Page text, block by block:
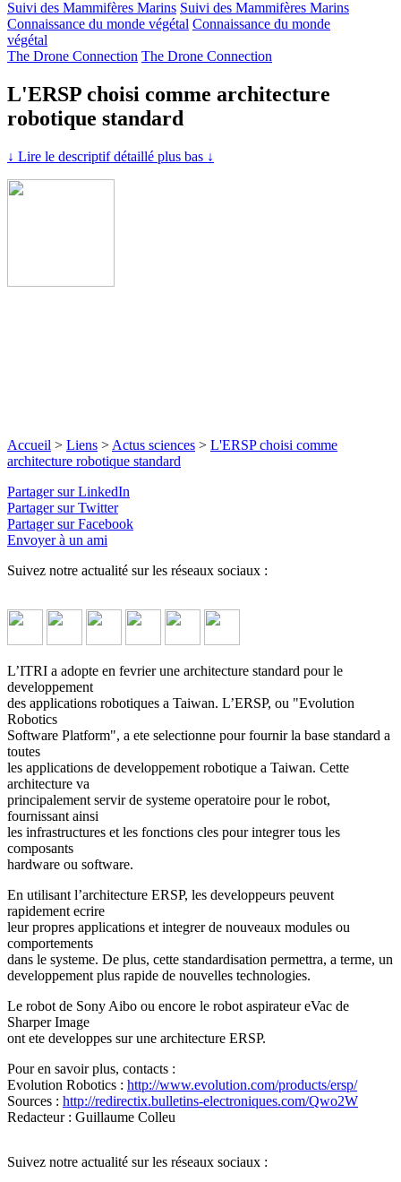
Suivi des Mammifères Marins Suivi des Mammifères Marins
Connaissance du monde végétal Connaissance du monde
végétal
The Drone Connection The Drone Connection
L'ERSP choisi comme architecture
robotique standard
↓ Lire le descriptif détaillé plus bas ↓
Accueil > Liens > Actus sciences > L'ERSP choisi comme
architecture robotique standard
Partager sur LinkedIn
Partager sur Twitter
Partager sur Facebook
Envoyer à un ami
Suivez notre actualité sur les réseaux sociaux :
L’ITRI a adopte en fevrier une architecture standard pour le
developpement
des applications robotiques a Taiwan. L’ERSP, ou "Evolution
Robotics
Software Platform", a ete selectionne pour fournir la base standard a
toutes
les applications de developpement robotique a Taiwan. Cette
architecture va
principalement servir de systeme operatoire pour le robot,
fournissant ainsi
les infrastructures et les fonctions cles pour integrer tous les
composants
hardware ou software.
En utilisant l’architecture ERSP, les developpeurs peuvent
rapidement ecrire
leur propres applications et integrer de nouveaux modules ou
comportements
dans le systeme. De plus, cette standardisation permettra, a terme, un
developpement plus rapide de nouvelles technologies.
Le robot de Sony Aibo ou encore le robot aspirateur eVac de
Sharper Image
ont ete developpes sur une architecture ERSP.
Pour en savoir plus, contacts :
Evolution Robotics : http://www.evolution.com/products/ersp/
Sources : http://redirectix.bulletins-electroniques.com/Qwo2W
Redacteur : Guillaume Colleu
Suivez notre actualité sur les réseaux sociaux :